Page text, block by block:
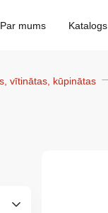
Par mums Katalogs
vītinātas, kūpinātas